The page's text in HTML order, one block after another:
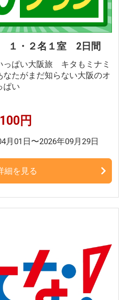
１・２名１室 2日間
っぱい大阪旅 キタもミナミ
なたがまだ知らない大阪のオ
ぱい
円
月01日〜2026年09月29日
細を見る